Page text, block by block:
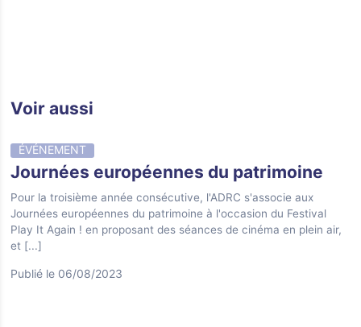
Voir aussi
ÉVÉNEMENT
Journées européennes du patrimoine
Pour la troisième année consécutive, l'ADRC s'associe aux
Journées européennes du patrimoine à l'occasion du Festival
Play It Again ! en proposant des séances de cinéma en plein air,
et [...]
Publié le 06/08/2023